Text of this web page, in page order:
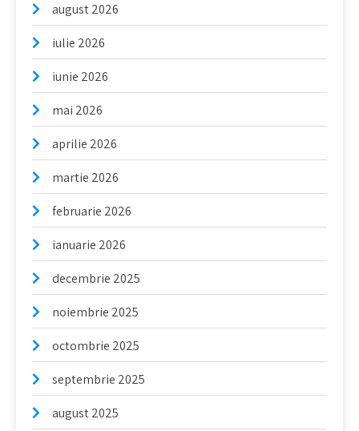
august 2026
iulie 2026
iunie 2026
mai 2026
aprilie 2026
martie 2026
februarie 2026
ianuarie 2026
decembrie 2025
noiembrie 2025
octombrie 2025
septembrie 2025
august 2025